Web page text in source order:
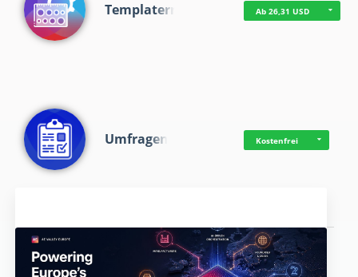
Templaterr Ab 26,31 USD
Umfragen Kostenfrei